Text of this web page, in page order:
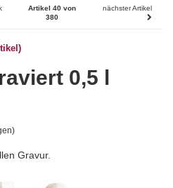
Artikel 40 von
380
nächster Artikel
0,5 l
Gravur.